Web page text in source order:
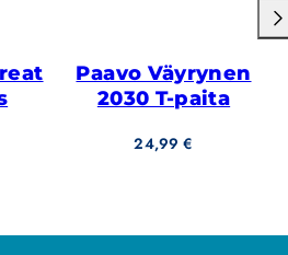
Paavo Väyrynen
2030 T-paita
Hinta
24,99 €